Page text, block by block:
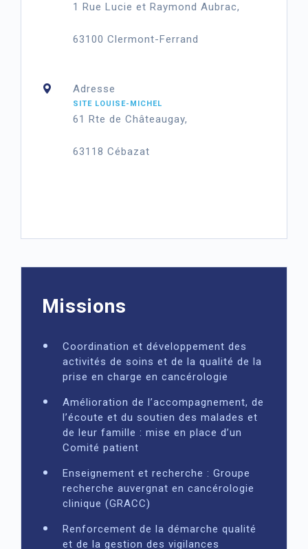
1 Rue Lucie et Raymond Aubrac,
63100 Clermont-Ferrand
Adresse
SITE LOUISE-MICHEL
61 Rte de Châteaugay,
63118 Cébazat
Missions
Coordination et développement des
activités de soins et de la qualité de la
prise en charge en cancérologie
Amélioration de l’accompagnement, de
l’écoute et du soutien des malades et
de leur famille : mise en place d’un
Comité patient
Enseignement et recherche : Groupe
recherche auvergnat en cancérologie
clinique (GRACC)
Renforcement de la démarche qualité
et de la gestion des vigilances